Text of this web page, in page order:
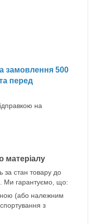
замовлення 500
перед
на
матеріалу
за стан товару до
Ми гарантуємо, що:
(або належним
з